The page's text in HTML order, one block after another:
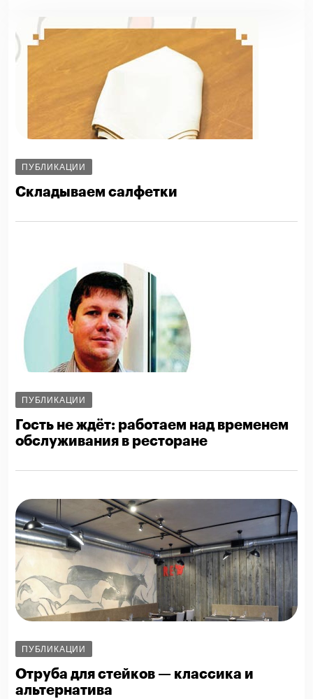
ПУБЛИКАЦИИ
Складываем салфетки
ПУБЛИКАЦИИ
Гость не ждёт: работаем над временем
обслуживания в ресторане
ПУБЛИКАЦИИ
Отруба для стейков — классика и
альтернатива